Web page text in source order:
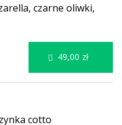
czarne oliwki,
cotto